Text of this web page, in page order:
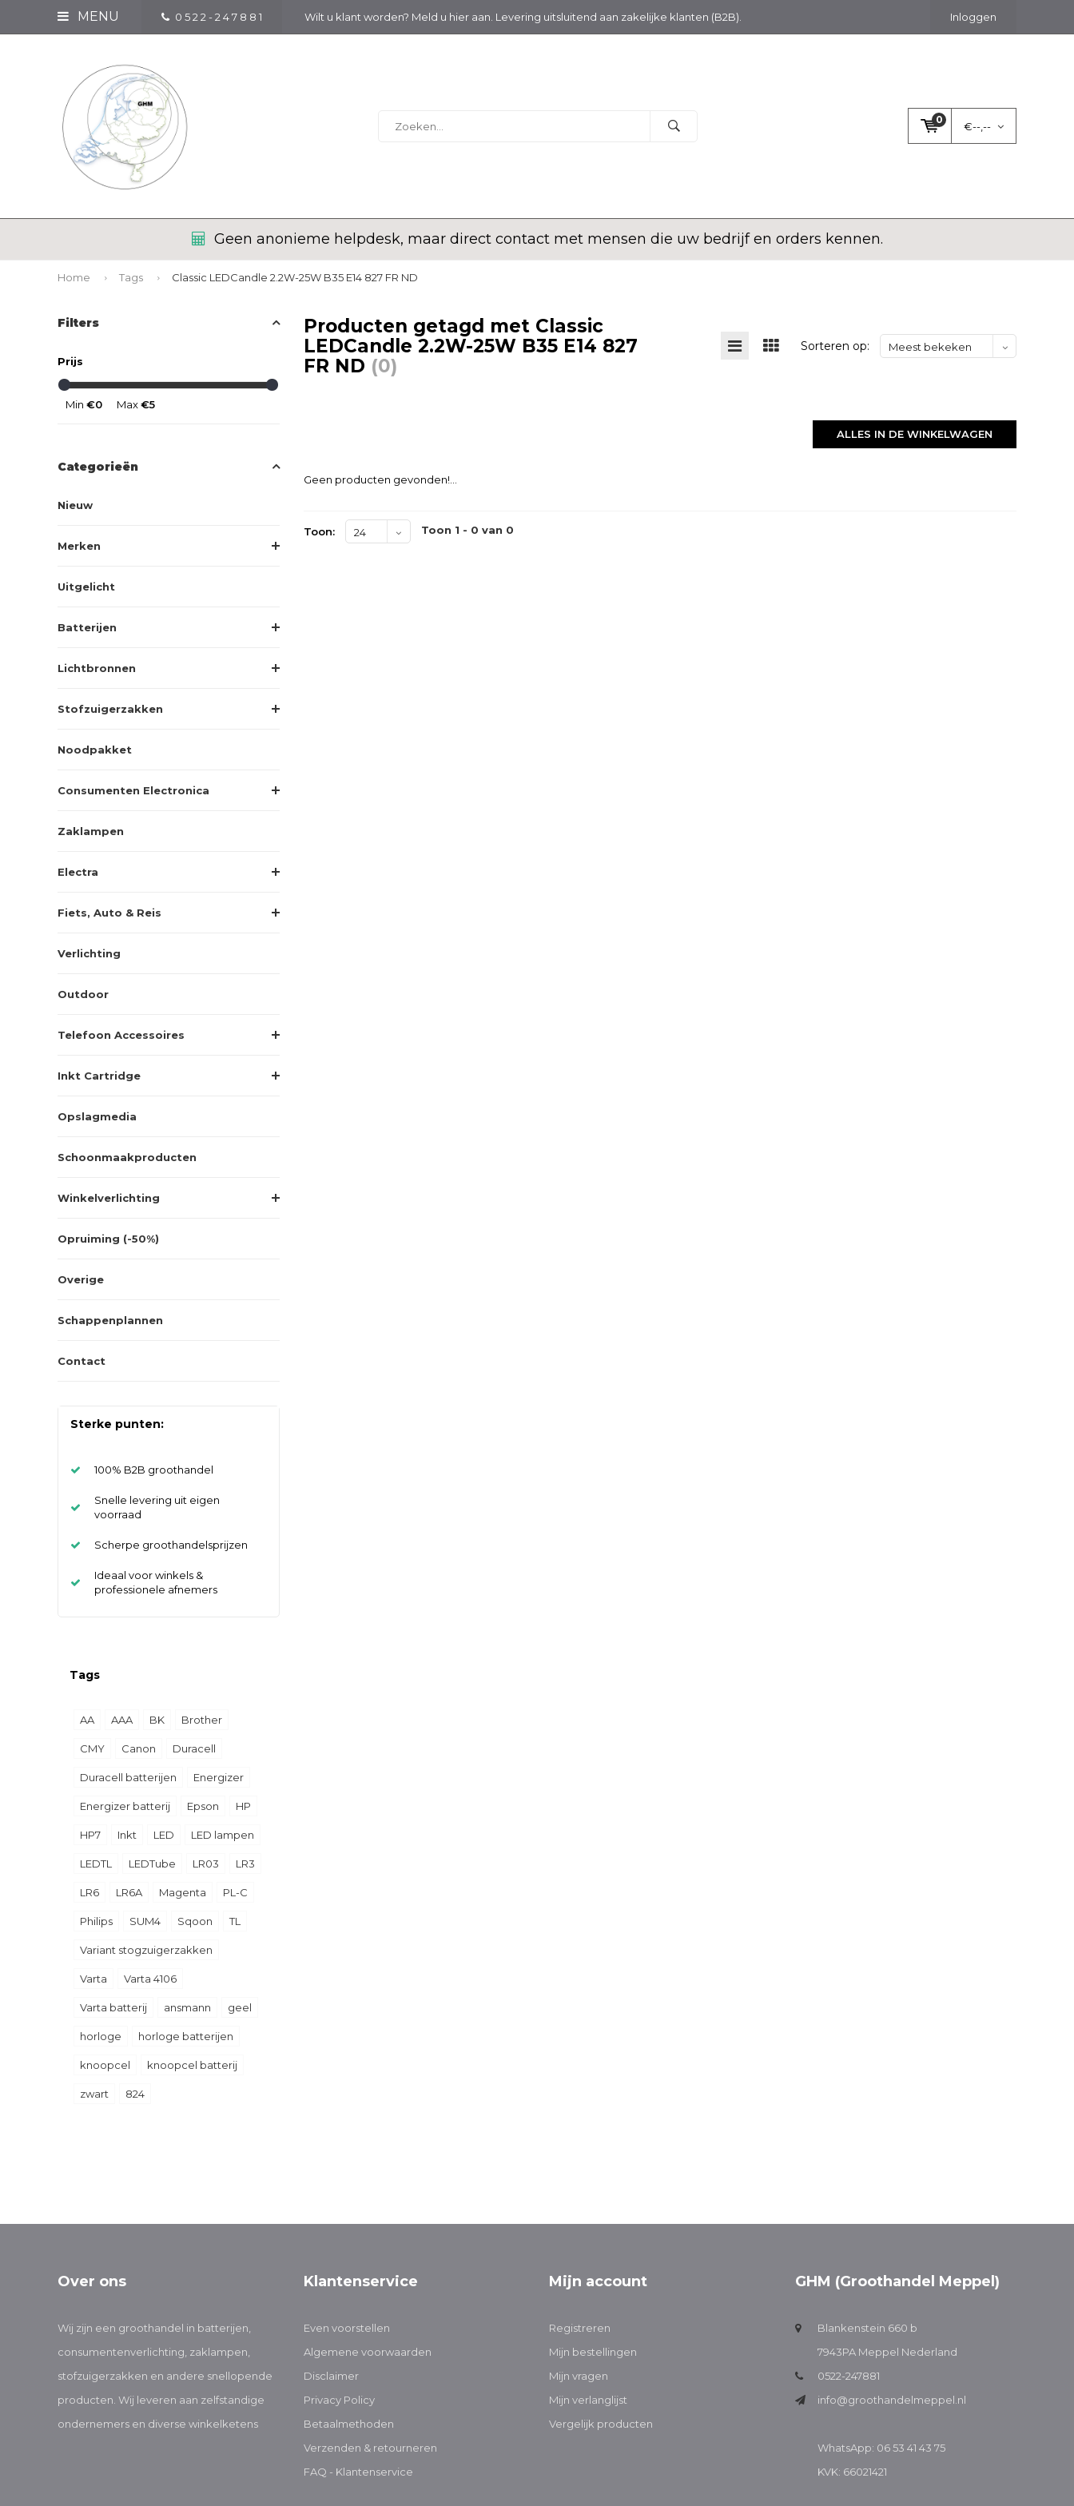
MENU 0 5 2 2 - 2 4 7 8 8 1 Wilt u klant worden? Meld u hier aan. Levering uitsluitend aan zakelijke klanten (B2B). Inloggen
0
€--,--
Geen anonieme helpdesk, maar direct contact met mensen die uw bedrijf en orders kennen.
Home Tags Classic LEDCandle 2.2W-25W B35 E14 827 FR ND
Filters
Prijs
Min €0 Max€5
Categorieën
Nieuw
Merken
Uitgelicht
Batterijen
Lichtbronnen
Stofzuigerzakken
Noodpakket
Consumenten Electronica
Zaklampen
Electra
Fiets, Auto & Reis
Verlichting
Outdoor
Telefoon Accessoires
Inkt Cartridge
Opslagmedia
Schoonmaakproducten
Winkelverlichting
Opruiming (-50%)
Overige
Schappenplannen
Contact
Sterke punten:
100% B2B groothandel
Snelle levering uit eigen
voorraad
Scherpe groothandelsprijzen
Ideaal voor winkels &
professionele afnemers
Tags
AA AAA BK Brother
CMY Canon Duracell
Duracell batterijen Energizer
Energizer batterij Epson HP
HP7 Inkt LED LED lampen
LEDTL LEDTube LR03 LR3
LR6 LR6A Magenta PL-C
Philips SUM4 Sqoon TL
Variant stogzuigerzakken
Varta Varta 4106
Varta batterij ansmann geel
horloge horloge batterijen
knoopcel knoopcel batterij
zwart 824
Producten getagd met Classic
LEDCandle 2.2W-25W B35 E14 827
FR ND (0)
Sorteren op: Meest bekeken
ALLES IN DE WINKELWAGEN
Geen producten gevonden!...
Toon: 24 Toon 1 - 0 van 0
Over ons
Wij zijn een groothandel in batterijen,
consumentenverlichting, zaklampen,
stofzuigerzakken en andere snellopende
producten. Wij leveren aan zelfstandige
ondernemers en diverse winkelketens
Klantenservice
Even voorstellen
Algemene voorwaarden
Disclaimer
Privacy Policy
Betaalmethoden
Verzenden & retourneren
FAQ - Klantenservice
Mijn account
Registreren
Mijn bestellingen
Mijn vragen
Mijn verlanglijst
Vergelijk producten
GHM (Groothandel Meppel)
Blankenstein 660 b
7943PA Meppel Nederland
0522-247881
info@groothandelmeppel.nl
WhatsApp: 06 53 41 43 75
KVK: 66021421